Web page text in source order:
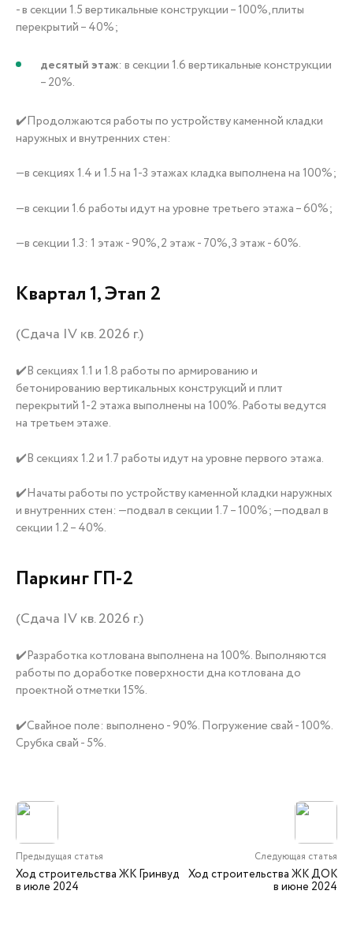
- в секции 1.5 вертикальные конструкции – 100%, плиты
перекрытий – 40%;
десятый этаж: в секции 1.6 вертикальные конструкции
– 20%.
✔️Продолжаются работы по устройству каменной кладки
наружных и внутренних стен:
—в секциях 1.4 и 1.5 на 1-3 этажах кладка выполнена на 100%;
—в секции 1.6 работы идут на уровне третьего этажа – 60%;
—в секции 1.3: 1 этаж - 90%, 2 этаж - 70%, 3 этаж - 60%.
Квартал 1, Этап 2
(Сдача IV кв. 2026 г.)
✔️В секциях 1.1 и 1.8 работы по армированию и
бетонированию вертикальных конструкций и плит
перекрытий 1-2 этажа выполнены на 100%. Работы ведутся
на третьем этаже.
✔️В секциях 1.2 и 1.7 работы идут на уровне первого этажа.
✔️Начаты работы по устройству каменной кладки наружных
и внутренних стен: —подвал в секции 1.7 – 100%; —подвал в
секции 1.2 – 40%.
Паркинг ГП-2
(Сдача IV кв. 2026 г.)
✔️Разработка котлована выполнена на 100%. Выполняются
работы по доработке поверхности дна котлована до
проектной отметки 15%.
✔️Свайное поле: выполнено - 90%. Погружение свай - 100%.
Срубка свай - 5%.
Предыдущая статья
Ход строительства ЖК Гринвуд
в июле 2024
Следующая статья
Ход строительства ЖК ДОК
в июне 2024